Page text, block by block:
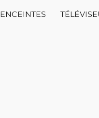
ENCEINTES